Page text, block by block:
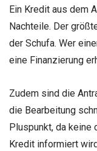
Ein Kredit aus dem
Nachteile. Der
der Schufa. Wer
eine Finanzierung
Zudem sind die
die Bearbeitung
Pluspunkt, da keine
Kredit informiert